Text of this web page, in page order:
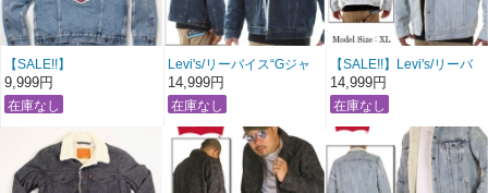
【SALE!!】
Levi's/リーバイス“Gジャ
ン”裏ボアトラッカージャ
ケット
ムウォッシュ】
〔 アメージング 服 〕
9,999円
Levi's/リーバイス“Gジャ
ン”裏ボアトラッカージャ
ケット 【インディゴワン
ウォッシュ】〔 アメージ
ング 服 〕
14,999円
【SALE!!】Levi's/リーバ
イス“Gジャン”裏ボアトラ
ッカージャケット 【アイ
スブルー】〔 アメージン
グ 服 〕
14,999円